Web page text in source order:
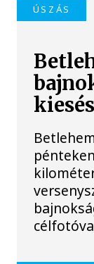
ÚSZÁS